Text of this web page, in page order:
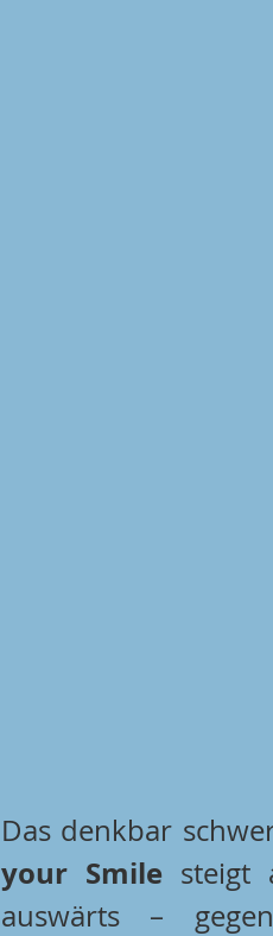
Das denkbar
your Smile steigt
auswärts –